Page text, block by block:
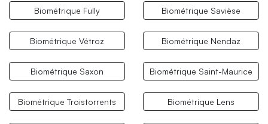
Biométrique Fully Biométrique Savièse
Biométrique Vétroz Biométrique Nendaz
Biométrique Saxon Biométrique Saint-Maurice
Biométrique Troistorrents Biométrique Lens